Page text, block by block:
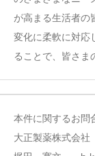
が高まる生活者の
変化に柔軟に対応
ることで、皆さま
本件に関するお問
大正製薬株式会